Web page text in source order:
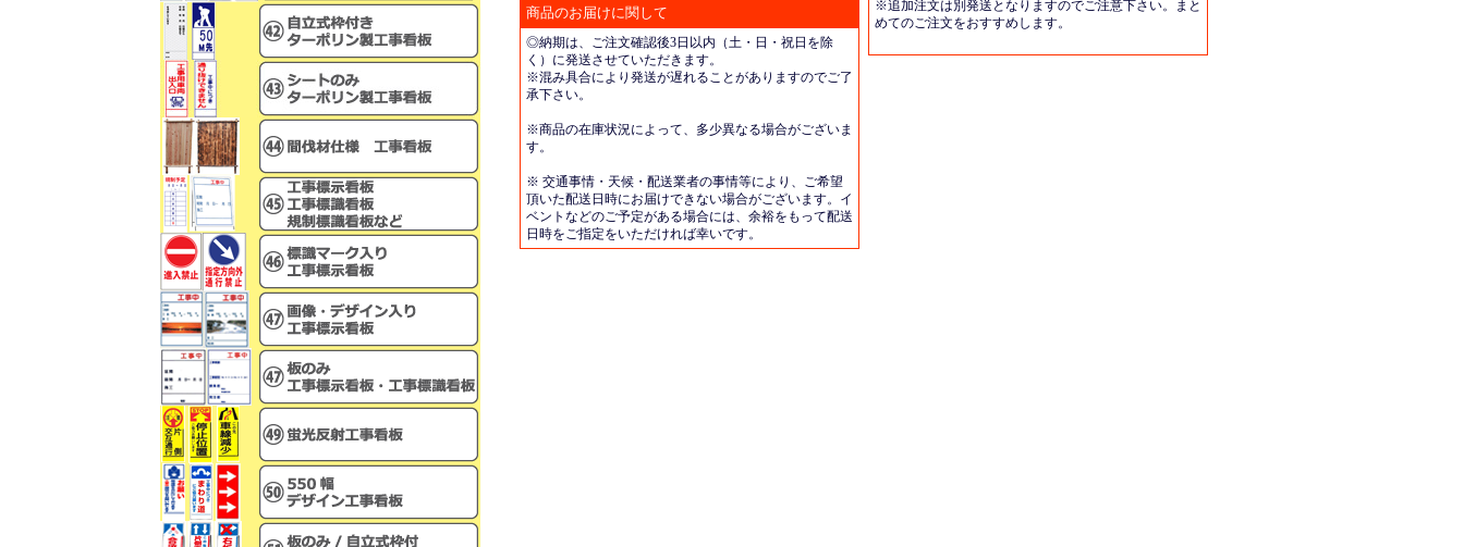
商品のお届けに関して
◎納期は、ご注文確認後3日以内（土・日・祝日を除
く）に発送させていただきます。
※混み具合により発送が遅れることがありますのでご了
承下さい。
※商品の在庫状況によって、多少異なる場合がございま
す。
※ 交通事情・天候・配送業者の事情等により、ご希望
頂いた配送日時にお届けできない場合がございます。イ
ベントなどのご予定がある場合には、余裕をもって配送
日時をご指定をいただければ幸いです。
※追加注文は別発送となりますのでご注意下さい。まと
めてのご注文をおすすめします。